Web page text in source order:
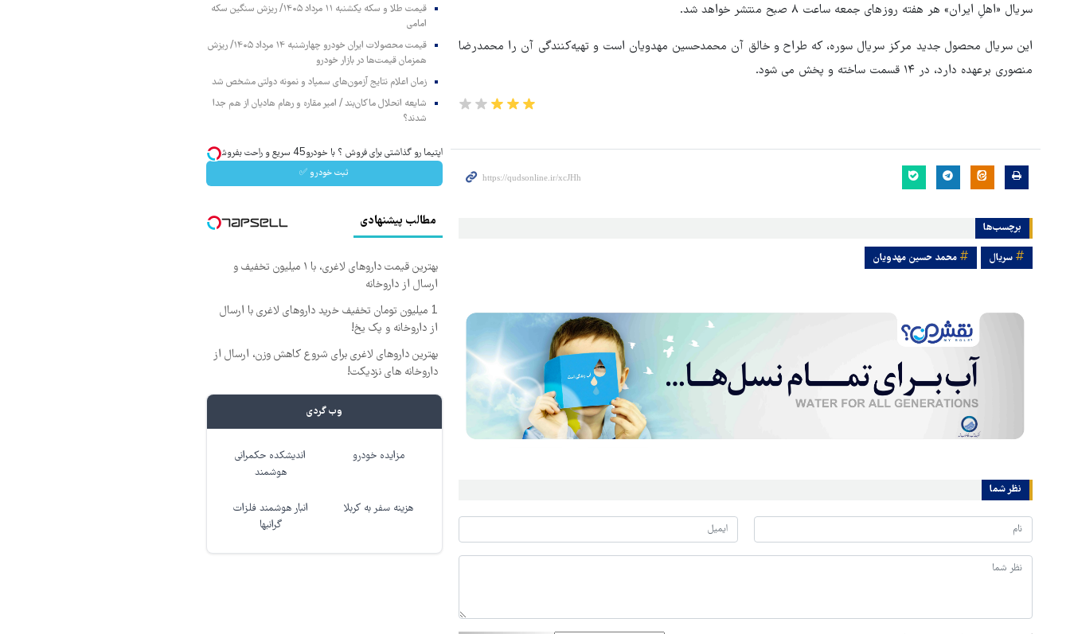
سریال «اهلِ ایران» هر هفته روزهای جمعه ساعت ٨ صبح منتشر خواهد شد.
این سریال محصول جدید مرکز سریال سوره، که طراح و خالق آن محمدحسین مهدویان است و تهیه‌کنندگی آن را محمدرضا
منصوری برعهده دارد، در ۱۴ قسمت ساخته و پخش می شود.
برچسب‌ها
سریال محمد حسین مهدویان
نظر شما
قیمت طلا و سکه یکشنبه ۱۱ مرداد ۱۴۰۵/ ریزش سنگین سکه
امامی
قیمت محصولات ایران خودرو چهارشنبه ۱۴ مرداد ۱۴۰۵/ ریزش
همزمان قیمت‌ها در بازار خودرو
زمان اعلام نتایج آزمون‌های سمپاد و نمونه دولتی مشخص شد
شایعه انحلال ماکان‌بند / امیر مقاره و رهام هادیان از هم جدا
شدند؟
اپتیما رو گذاشتی برای فروش ؟ با خودرو45 سریع و راحت بفروش
ثبت خودرو ✅
مطالب پیشنهادی
بهترین قیمت داروهای لاغری، با ۱ میلیون تخفیف و
ارسال از داروخانه‌
1 میلیون تومان تخفیف خرید داروهای لاغری با ارسال
از داروخانه و پک یخ!
بهترین داروهای لاغری برای شروع کاهش وزن، ارسال از
داروخانه های نزدیکت!
وب گردی
مزایده خودرو
اندیشکده حکمرانی
هوشمند
هزینه سفر به کربلا
انبار هوشمند فلزات
گرانبها